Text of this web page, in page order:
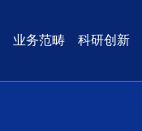
业务范畴 科研创新